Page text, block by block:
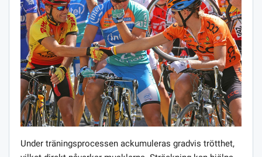
Under träningsprocessen ackumuleras gradvis trötthet,